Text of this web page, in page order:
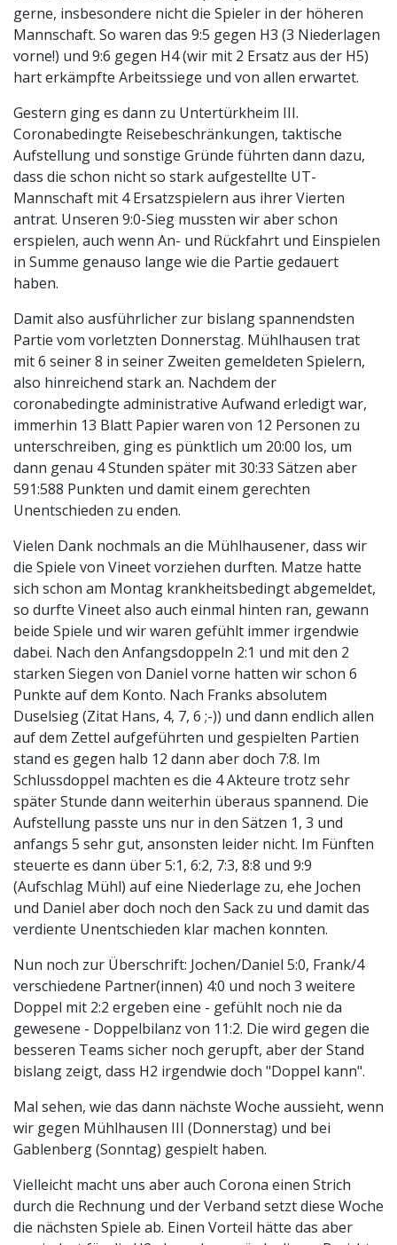
gerne, insbesondere nicht die Spieler in der höheren
Mannschaft. So waren das 9:5 gegen H3 (3 Niederlagen
vorne!) und 9:6 gegen H4 (wir mit 2 Ersatz aus der H5)
hart erkämpfte Arbeitssiege und von allen erwartet.
Gestern ging es dann zu Untertürkheim III.
Coronabedingte Reisebeschränkungen, taktische
Aufstellung und sonstige Gründe führten dann dazu,
dass die schon nicht so stark aufgestellte UT-
Mannschaft mit 4 Ersatzspielern aus ihrer Vierten
antrat. Unseren 9:0-Sieg mussten wir aber schon
erspielen, auch wenn An- und Rückfahrt und Einspielen
in Summe genauso lange wie die Partie gedauert
haben.
Damit also ausführlicher zur bislang spannendsten
Partie vom vorletzten Donnerstag. Mühlhausen trat
mit 6 seiner 8 in seiner Zweiten gemeldeten Spielern,
also hinreichend stark an. Nachdem der
coronabedingte administrative Aufwand erledigt war,
immerhin 13 Blatt Papier waren von 12 Personen zu
unterschreiben, ging es pünktlich um 20:00 los, um
dann genau 4 Stunden später mit 30:33 Sätzen aber
591:588 Punkten und damit einem gerechten
Unentschieden zu enden.
Vielen Dank nochmals an die Mühlhausener, dass wir
die Spiele von Vineet vorziehen durften. Matze hatte
sich schon am Montag krankheitsbedingt abgemeldet,
so durfte Vineet also auch einmal hinten ran, gewann
beide Spiele und wir waren gefühlt immer irgendwie
dabei. Nach den Anfangsdoppeln 2:1 und mit den 2
starken Siegen von Daniel vorne hatten wir schon 6
Punkte auf dem Konto. Nach Franks absolutem
Duselsieg (Zitat Hans, 4, 7, 6 ;-)) und dann endlich allen
auf dem Zettel aufgeführten und gespielten Partien
stand es gegen halb 12 dann aber doch 7:8. Im
Schlussdoppel machten es die 4 Akteure trotz sehr
später Stunde dann weiterhin überaus spannend. Die
Aufstellung passte uns nur in den Sätzen 1, 3 und
anfangs 5 sehr gut, ansonsten leider nicht. Im Fünften
steuerte es dann über 5:1, 6:2, 7:3, 8:8 und 9:9
(Aufschlag Mühl) auf eine Niederlage zu, ehe Jochen
und Daniel aber doch noch den Sack zu und damit das
verdiente Unentschieden klar machen konnten.
Nun noch zur Überschrift: Jochen/Daniel 5:0, Frank/4
verschiedene Partner(innen) 4:0 und noch 3 weitere
Doppel mit 2:2 ergeben eine - gefühlt noch nie da
gewesene - Doppelbilanz von 11:2. Die wird gegen die
besseren Teams sicher noch gerupft, aber der Stand
bislang zeigt, dass H2 irgendwie doch "Doppel kann".
Mal sehen, wie das dann nächste Woche aussieht, wenn
wir gegen Mühlhausen III (Donnerstag) und bei
Gablenberg (Sonntag) gespielt haben.
Vielleicht macht uns aber auch Corona einen Strich
durch die Rechnung und der Verband setzt diese Woche
die nächsten Spiele ab. Einen Vorteil hätte das aber